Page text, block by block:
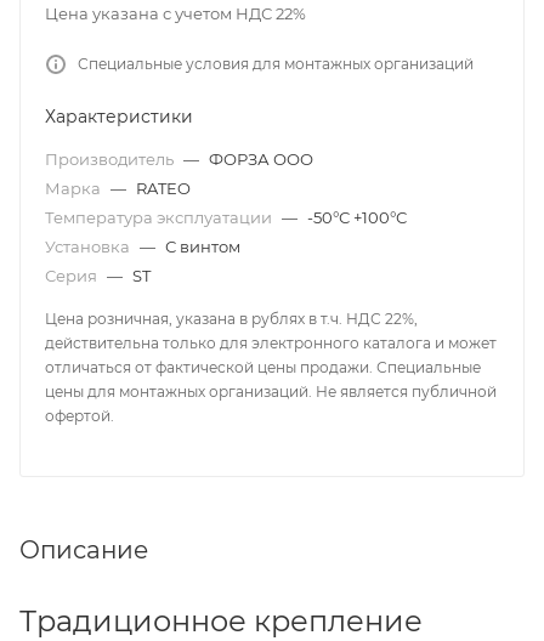
Цена указана с учетом НДС 22%
Специальные условия для монтажных организаций
Характеристики
Производитель — ФОРЗА ООО
Марка — RATEO
Температура эксплуатации — -50°С +100°С
Установка — С винтом
Серия — ST
Цена розничная, указана в рублях в т.ч. НДС 22%,
действительна только для электронного каталога и может
отличаться от фактической цены продажи. Специальные
цены для монтажных организаций. Не является публичной
офертой.
Описание
Традиционное крепление